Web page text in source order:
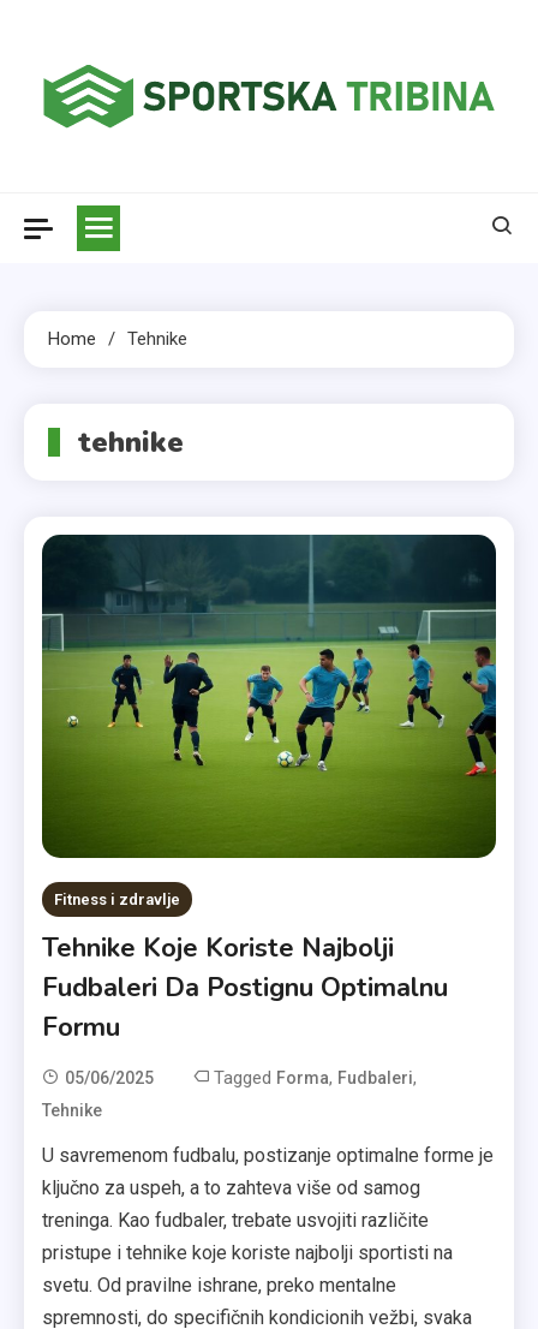
content
Home Tehnike
tehnike
Fitness i zdravlje
Tehnike Koje Koriste Najbolji
Fudbaleri Da Postignu Optimalnu
Formu
05/06/2025 Tagged Forma, Fudbaleri,
Tehnike
U savremenom fudbalu, postizanje optimalne forme je
ključno za uspeh, a to zahteva više od samog
treninga. Kao fudbaler, trebate usvojiti različite
pristupe i tehnike koje koriste najbolji sportisti na
svetu. Od pravilne ishrane, preko mentalne
spremnosti, do specifičnih kondicionih vežbi, svaka